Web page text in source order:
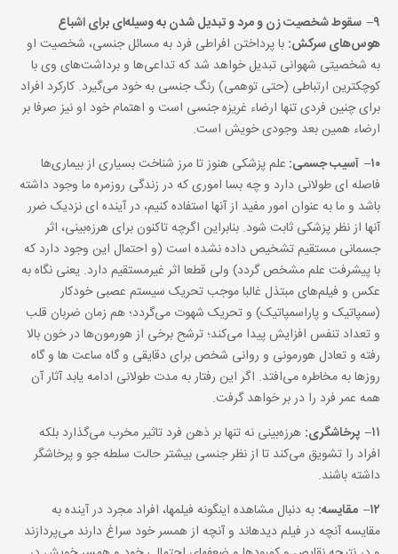
۹– سقوط شخصیت زن و مرد و تبدیل شدن به وسیله‌ای برای اشباع
هوس‌های سرکش: با پرداختن افراطی فرد به مسائل جنسی، شخصیت او
به شخصیتی شهوانی تبدیل خواهد شد که تداعی‌ها و برداشت‌های وی با
کوچکترین ارتباطی (حتی توهمی) رنگ جنسی به خود می‌گیرد. کارکرد افراد
برای چنین فردی تنها ارضاء غریزه جنسی است و اهتمام خود او نیز صرفا بر
ارضاء همین بعد وجودی خویش است.
۱۰– آسیب جسمی‌: علم پزشکی هنوز تا مرز شناخت بسیاری از بیماری‌ها
فاصله ای طولانی دارد و چه بسا اموری که در زندگی روزمره ما وجود داشته
باشد و ما به عنوان امور مفید از آنها استفاده کنیم، در آینده ای نزدیک ضرر
آنها از نظر پزشکی ثابت شود. بنابراین اگرچه تاکنون برای هرزه‌بینی، اثر
جسمانی مستقیم تشخیص داده نشده است (و احتمال این وجود دارد که
با پیشرفت علم مشخص گردد) ولی قطعا اثر غیرمستقیم دارد. یعنی نگاه به
عکس و فیلم‌های مبتذل غالبا موجب تحریک سیستم عصبی خودکار
(سمپاتیک و پاراسمپاتیک) و تحریک شهوت می‌گردد؛ هم زمان ضربان قلب
و تعداد تنفس افزایش پیدا می‌کند؛ ترشح برخی از هورمون‌ها در خون بالا
رفته و تعادل هورمونی و روانی شخص برای دقایقی و گاه ساعت ها و گاه
روزها به مخاطره می‌افتد. اگر این رفتار به مدت طولانی ادامه یابد آثار آن
همه عمر فرد را در بر خواهد گرفت.
۱۱– پرخاشگری: هرزه‌بینی نه تنها بر ذهن فرد تاثیر مخرب می‌گذارد بلکه
افراد را تشویق می‌کند تا از نظر جنسی بیشتر حالت سلطه جو و پرخاشگر
داشته باشند.
۱۲– مقایسه: به دنبال مشاهده این‏گونه فیلم‏ها، افراد مجرد در آینده به
مقایسه آنچه در فیلم دیده‏اند و آنچه از همسر خود سراغ دارند می‌‏پردازند